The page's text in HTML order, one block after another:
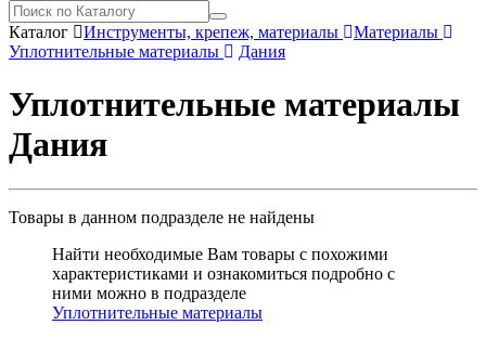
Каталог Инструменты, крепеж, материалы
Материалы
Уплотнительные материалы
Дания
Уплотнительные материалы
Дания
Товары в данном подразделе не найдены
Найти необходимые Вам товары с похожими
характеристиками и ознакомиться подробно с
ними можно в подразделе
Уплотнительные материалы